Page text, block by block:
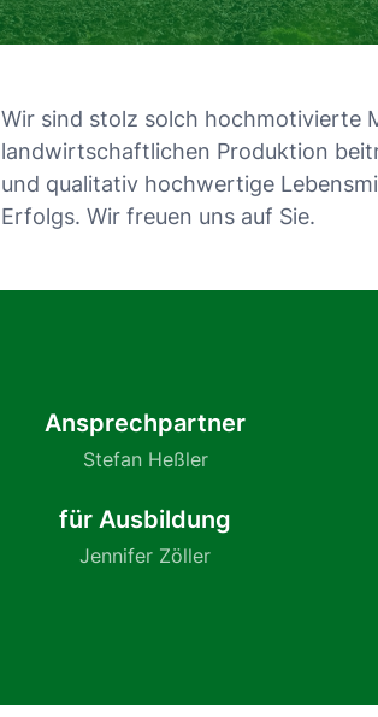
Wir sind stolz solch hochmotivierte
landwirtschaftlichen Produktion
und qualitativ hochwertige
Erfolgs. Wir freuen uns auf Sie.
Ansprechpartner
Stefan Heßler
für Ausbildung
Jennifer Zöller